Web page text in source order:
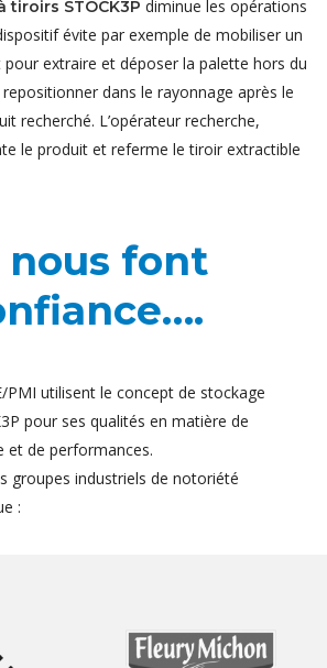
tiroirs STOCK3P diminue les opérations
évite par exemple de mobiliser un
extraire et déposer la palette hors du
dans le rayonnage après le
recherché. L’opérateur recherche,
le produit et referme le tiroir extractible
nous font
PMI utilisent le concept de stockage
pour ses qualités en matière de
et de performances.
groupes industriels de notoriété
: